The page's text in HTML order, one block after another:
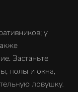
у
Застаньте
полы и окна,
ловушку.